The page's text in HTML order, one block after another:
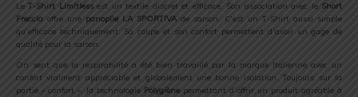
LeT-Shirt Limitlessest un textile discret et efficace. Son association avec le Short
Freccia offre une panoplie LA SPORTIVA de saison. C’est un T-Shirt aussi simple
qu’efficace techniquement. Sa coupe et son confort permettent d’avoir un gage de
qualité pour la saison.
On sent que la respirabilité a été bien travaillé par la marque Italienne avec un
confort vraiment appréciable et globalement une bonne isolation. Toujours sur la
partie « confort », la technologie Polygiène permettant d’offrir un produit agréable à